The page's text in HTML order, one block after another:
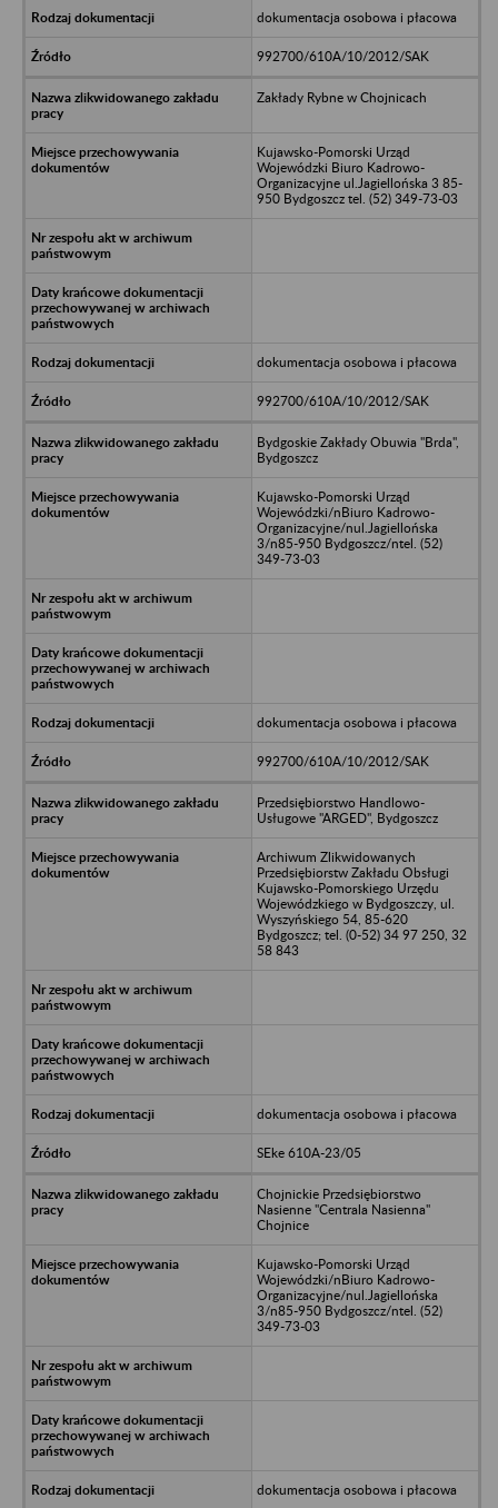
dokumentacja osobowa i płacowa
992700/610A/10/2012/SAK
Zakłady Rybne w Chojnicach
Kujawsko-Pomorski Urząd
Wojewódzki Biuro Kadrowo-
Organizacyjne ul.Jagiellońska 3 85-
950 Bydgoszcz tel. (52) 349-73-03
dokumentacja osobowa i płacowa
992700/610A/10/2012/SAK
Bydgoskie Zakłady Obuwia "Brda",
Bydgoszcz
Kujawsko-Pomorski Urząd
Wojewódzki/nBiuro Kadrowo-
Organizacyjne/nul.Jagiellońska
3/n85-950 Bydgoszcz/ntel. (52)
349-73-03
dokumentacja osobowa i płacowa
992700/610A/10/2012/SAK
Przedsiębiorstwo Handlowo-
Usługowe "ARGED", Bydgoszcz
Archiwum Zlikwidowanych
Przedsiębiorstw Zakładu Obsługi
Kujawsko-Pomorskiego Urzędu
Wojewódzkiego w Bydgoszczy, ul.
Wyszyńskiego 54, 85-620
Bydgoszcz; tel. (0-52) 34 97 250, 32
58 843
dokumentacja osobowa i płacowa
SEke 610A-23/05
Chojnickie Przedsiębiorstwo
Nasienne "Centrala Nasienna"
Chojnice
Kujawsko-Pomorski Urząd
Wojewódzki/nBiuro Kadrowo-
Organizacyjne/nul.Jagiellońska
3/n85-950 Bydgoszcz/ntel. (52)
349-73-03
dokumentacja osobowa i płacowa